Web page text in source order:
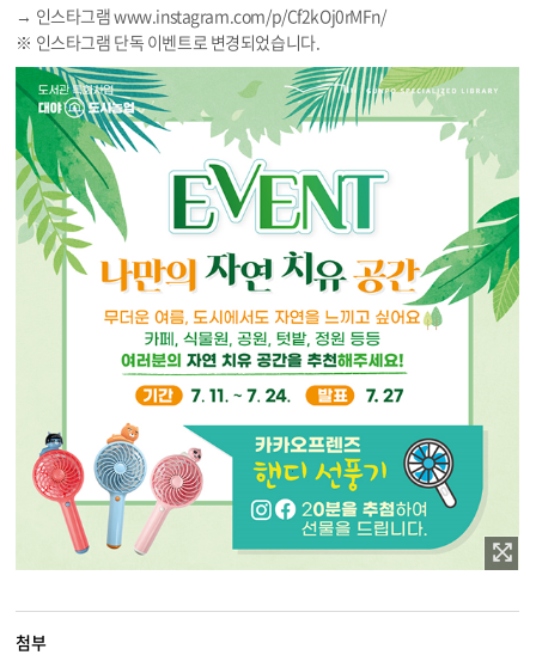
→ 인스타그램www.instagram.com/p/Cf2kOj0rMFn/
※ 인스타그램 단독 이벤트로 변경되었습니다.
첨부